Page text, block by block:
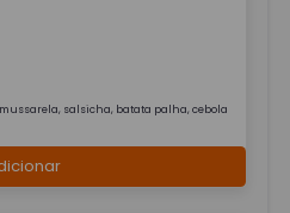
salsicha, batata palha, cebola